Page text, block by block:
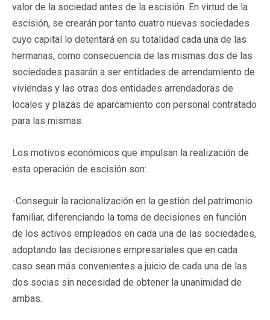
valor de la sociedad antes de la escisión. En virtud de la
escisión, se crearán por tanto cuatro nuevas sociedades
cuyo capital lo detentará en su totalidad cada una de las
hermanas, como consecuencia de las mismas dos de las
sociedades pasarán a ser entidades de arrendamiento de
viviendas y las otras dos entidades arrendadoras de
locales y plazas de aparcamiento con personal contratado
para las mismas.
Los motivos económicos que impulsan la realización de
esta operación de escisión son:
-Conseguir la racionalización en la gestión del patrimonio
familiar, diferenciando la toma de decisiones en función
de los activos empleados en cada una de las sociedades,
adoptando las decisiones empresariales que en cada
caso sean más convenientes a juicio de cada una de las
dos socias sin necesidad de obtener la unanimidad de
ambas.